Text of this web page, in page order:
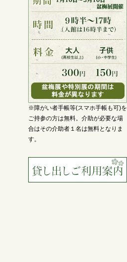
※障がい者手帳等(スマホ手帳も可)を
ご持参の方は無料。介助が必要な場
合はその介助者１名は無料となりま
す。